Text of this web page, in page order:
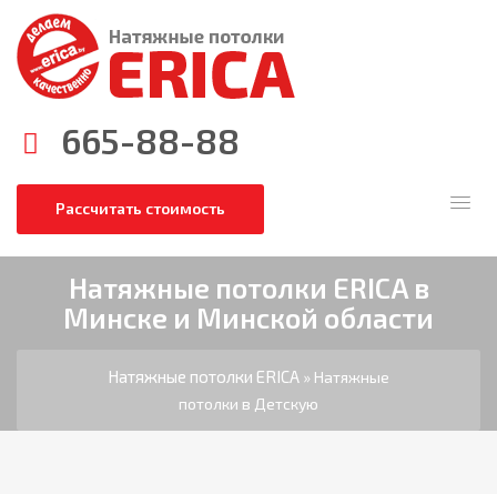
665-88-88
Рассчитать стоимость
Натяжные потолки ERICA в
Минске и Минской области
Натяжные потолки ERICA » Натяжные
потолки в Детскую